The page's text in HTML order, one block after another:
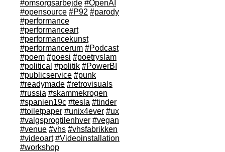
#omsorgsarbejde #OpenAI
#opensource #P92 #parody
#performance
#performanceart
#performancekunst
#performancerum #Podcast
#poem #poesi #poetryslam
#political #politik #PowerBI
#publicservice #punk
#readymade #retrovisuals
#russia #skammekrogen
#spanien19c #tesla #tinder
#toiletpaper #unix4ever #ux
#valgsprogtilenhver #vegan
#venue #vhs #vhsfabrikken
#videoart #Videoinstallation
#workshop